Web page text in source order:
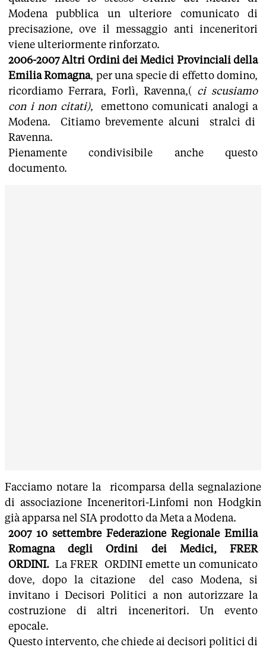
Modena pubblica un ulteriore comunicato di
precisazione, ove il messaggio anti inceneritori
viene ulteriormente rinforzato.
2006-2007 Altri Ordini dei Medici Provinciali della
Emilia Romagna, per una specie di effetto domino,
ricordiamo Ferrara, Forlì, Ravenna,( ci scusiamo
con i non citati), emettono comunicati analogi a
Modena. Citiamo brevemente alcuni stralci di
Ravenna.
Pienamente condivisibile anche questo
documento.
Facciamo notare la ricomparsa della segnalazione
di associazione Inceneritori-Linfomi non Hodgkin
già apparsa nel SIA prodotto da Meta a Modena.
2007 10 settembre Federazione Regionale Emilia
Romagna degli Ordini dei Medici, FRER
ORDINI.La FRER ORDINI emette un comunicato
dove, dopo la citazione del caso Modena, si
invitano i Decisori Politici a non autorizzare la
costruzione di altri inceneritori. Un evento
epocale.
Questo intervento, che chiede ai decisori politici di